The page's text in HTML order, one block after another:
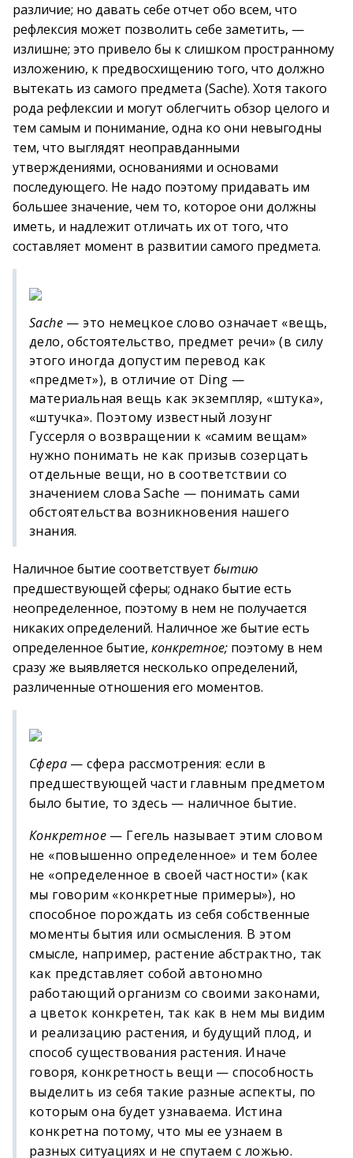
различие; но давать себе отчет обо всем, что
рефлексия может позволить себе заметить, —
излишне; это привело бы к слишком пространному
изложению, к предвосхищению того, что должно
вытекать из самого предмета (Sache). Хотя такого
рода рефлексии и могут облегчить обзор целого и
тем самым и понимание, одна ко они невыгодны
тем, что выглядят неоправданными
утверждениями, основаниями и основами
последующего. Не надо поэтому придавать им
большее значение, чем то, которое они должны
иметь, и надлежит отличать их от того, что
составляет момент в развитии самого предмета.
Sache — это немецкое слово означает «вещь,
дело, обстоятельство, предмет речи» (в силу
этого иногда допустим перевод как
«предмет»), в отличие от Ding —
материальная вещь как экземпляр, «штука»,
«штучка». Поэтому известный лозунг
Гуссерля о возвращении к «самим вещам»
нужно понимать не как призыв созерцать
отдельные вещи, но в соответствии со
значением слова Sache — понимать сами
обстоятельства возникновения нашего
знания.
Наличное бытие соответствует бытию
предшествующей сферы; однако бытие есть
неопределенное, поэтому в нем не получается
никаких определений. Наличное же бытие есть
определенное бытие, конкретное; поэтому в нем
сразу же выявляется несколько определений,
различенные отношения его моментов.
Сфера — сфера рассмотрения: если в
предшествующей части главным предметом
было бытие, то здесь — наличное бытие.
Конкретное — Гегель называет этим словом
не «повышенно определенное» и тем более
не «определенное в своей частности» (как
мы говорим «конкретные примеры»), но
способное порождать из себя собственные
моменты бытия или осмысления. В этом
смысле, например, растение абстрактно, так
как представляет собой автономно
работающий организм со своими законами,
а цветок конкретен, так как в нем мы видим
и реализацию растения, и будущий плод, и
способ существования растения. Иначе
говоря, конкретность вещи — способность
выделить из себя такие разные аспекты, по
которым она будет узнаваема. Истина
конкретна потому, что мы ее узнаем в
разных ситуациях и не спутаем с ложью.